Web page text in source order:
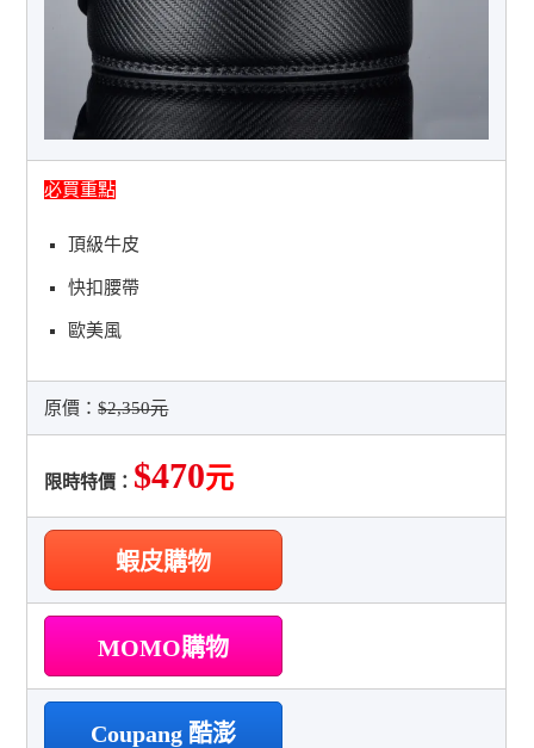
必買重點
頂級牛皮
快扣腰帶
歐美風
原價：$2,350元
限時特價： $470元
蝦皮購物
MOMO購物
Coupang 酷澎